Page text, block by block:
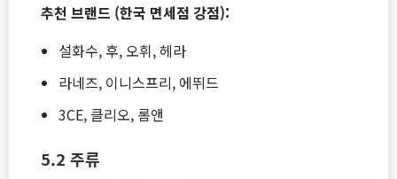
추천 브랜드 (한국 면세점 강점):
설화수, 후, 오휘, 헤라
라네즈, 이니스프리, 에뛰드
3CE, 클리오, 롬앤
5.2 주류